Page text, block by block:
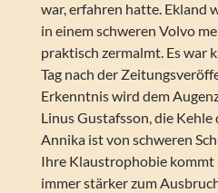
war, erfahren hatte. Ekland
in einem schweren Volvo
praktisch zermalmt. Es war
Tag nach der
Erkenntnis wird dem
Linus Gustafsson, die
Annika ist von schweren
Ihre Klaustrophobie kommt
immer stärker zum